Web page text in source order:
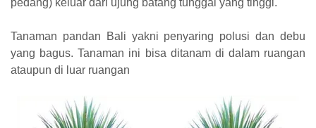
pedang) keluar dari ujung batang tunggal yang tinggi.
Tanaman pandan Bali yakni penyaring polusi dan debu
yang bagus. Tanaman ini bisa ditanam di dalam ruangan
ataupun di luar ruangan